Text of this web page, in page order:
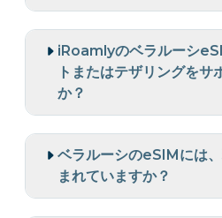
iRoamlyのベラルーシ
トまたはテザリングをサ
か？
ベラルーシのeSIMには
まれていますか？